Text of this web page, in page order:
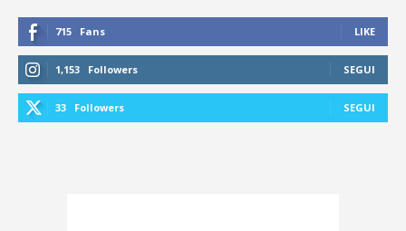
715 Fans LIKE
1,153 Followers SEGUI
33 Followers SEGUI